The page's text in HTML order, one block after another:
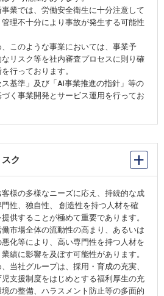
業では、労働安全衛生に十分注意して
理不十分により事故が発生する可能性
このような事業においては、事業予
リスク等を社内審査プロセスに則り確
行っております。
基準」及び「AI事業推進の指針」等の
く事業開発とサービス運用を行ってお
ク
様の多様なニーズに応え、持続的な成
性、独自性、 創造性を持つ人材を確
供することが極めて重要であります。
市場全体の流動性の高まり、あるいは
化等により、高い専門性を持つ人材を
績に影響を及ぼす可能性があります。
当社グループは、採用・育成の充実、
支援制度をはじめとする福利厚生の充
の整備、ハラスメント防止等の多面的